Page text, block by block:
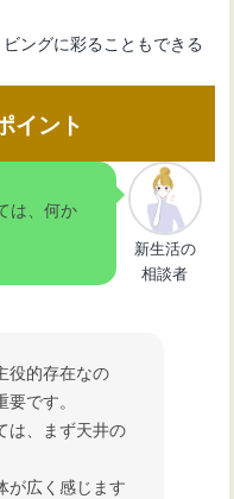
ングに彩ることもできる
イント
は、何か
新生活の
相談者
役的存在なの
です。
は、まず天井の
が広く感じます